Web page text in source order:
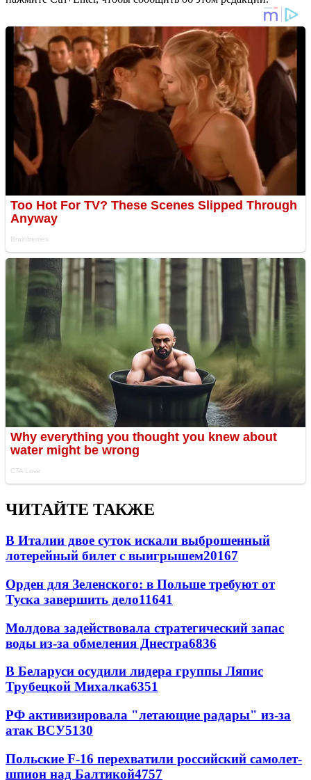
ЧИТАЙТЕ ТАКЖЕ
В Италии двое суток искали выброшенный
лотерейный билет с выигрышем20167
Орден для Зеленского: в Польше требуют от
Туска завершить дело11641
Молдова задействовала стратегический запас
воды из-за обмеления Днестра6836
В Беларуси осудили лидера группы Ляпис
Трубецкой Михалка6351
РФ активизировала "летающие радары" из-за
атак ВСУ5130
Польские F-16 перехватили российский самолет-
шпион над Балтикой4757